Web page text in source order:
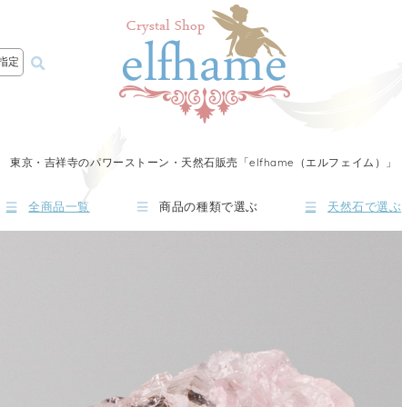
定
東京・吉祥寺のパワーストーン・天然石販売「elfhame（エルフェイム）」
全商品一覧 商品の種類で選ぶ 天然石で選ぶ